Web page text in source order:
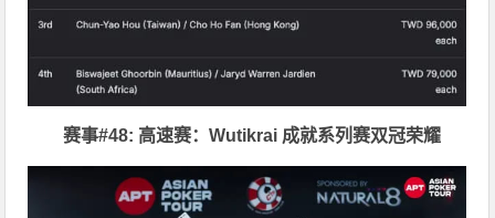
赛事#48: 高速赛：Wutikrai 成就系列赛双冠荣耀